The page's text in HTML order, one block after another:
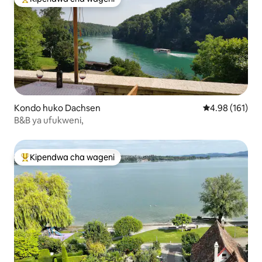
Kipendwa maarufu cha wageni
Kondo huko Dachsen Ukadiriaji wa
4.98 (161)
B&B ya ufukweni,
Kipendwa maarufu cha wageni
Kipendwa cha wageni